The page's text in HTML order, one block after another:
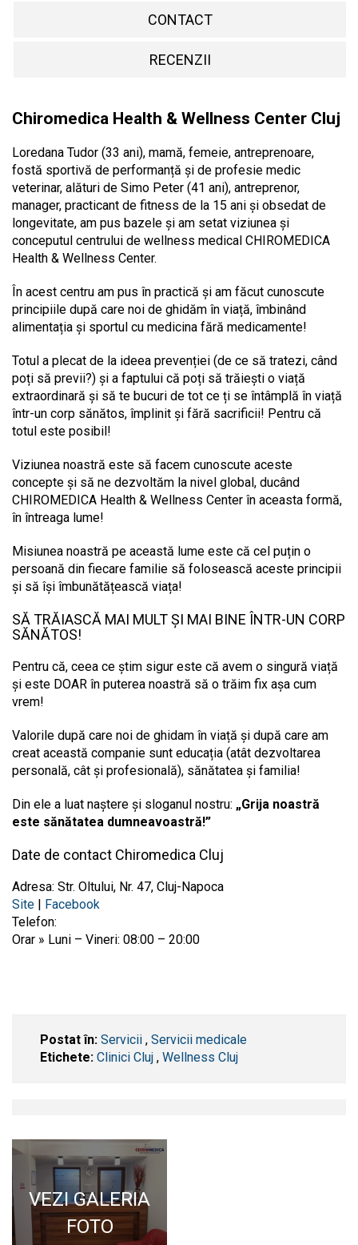
CONTACT
RECENZII
Chiromedica Health & Wellness Center Cluj
Loredana Tudor (33 ani), mamă, femeie, antreprenoare,
fostă sportivă de performanță și de profesie medic
veterinar, alături de Simo Peter (41 ani), antreprenor,
manager, practicant de fitness de la 15 ani și obsedat de
longevitate, am pus bazele și am setat viziunea și
conceputul centrului de wellness medical CHIROMEDICA
Health & Wellness Center.
În acest centru am pus în practică și am făcut cunoscute
principiile după care noi de ghidăm în viață, îmbinând
alimentația și sportul cu medicina fără medicamente!
Totul a plecat de la ideea prevenției (de ce să tratezi, când
poți să previi?) și a faptului că poți să trăiești o viață
extraordinară și să te bucuri de tot ce ți se întâmplă în viață
într-un corp sănătos, împlinit și fără sacrificii! Pentru că
totul este posibil!
Viziunea noastră este să facem cunoscute aceste
concepte și să ne dezvoltăm la nivel global, ducând
CHIROMEDICA Health & Wellness Center în aceasta formă,
în întreaga lume!
Misiunea noastră pe această lume este că cel puțin o
persoană din fiecare familie să folosească aceste principii
și să își îmbunătățească viața!
SĂ TRĂIASCĂ MAI MULT ȘI MAI BINE ÎNTR-UN CORP
SĂNĂTOS!
Pentru că, ceea ce știm sigur este că avem o singură viață
și este DOAR în puterea noastră să o trăim fix așa cum
vrem!
Valorile după care noi de ghidam în viață și după care am
creat această companie sunt educația (atât dezvoltarea
personală, cât și profesională), sănătatea și familia!
Din ele a luat naștere și sloganul nostru: „Grija noastră
este sănătatea dumneavoastră!”
Date de contact Chiromedica Cluj
Adresa: Str. Oltului, Nr. 47, Cluj-Napoca
Site | Facebook
Telefon:
Orar » Luni – Vineri: 08:00 – 20:00
Postat în: Servicii , Servicii medicale
Etichete: Clinici Cluj , Wellness Cluj
VEZI GALERIA
FOTO